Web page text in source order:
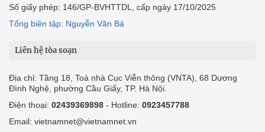
Số giấy phép: 146/GP-BVHTTDL, cấp ngày 17/10/2025
Tổng biên tập: Nguyễn Văn Bá
Liên hệ tòa soạn
Địa chỉ: Tầng 18, Toà nhà Cục Viễn thông (VNTA), 68 Dương
Đình Nghệ, phường Cầu Giấy, TP. Hà Nội.
Điện thoại: 02439369898 - Hotline: 0923457788
Email: vietnamnet@vietnamnet.vn